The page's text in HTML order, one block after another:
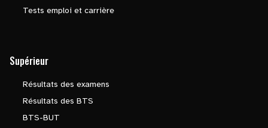
Tests emploi et carrière
Supérieur
Résultats des examens
Résultats des BTS
BTS-BUT